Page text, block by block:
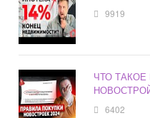
9919
ЧТО
6402